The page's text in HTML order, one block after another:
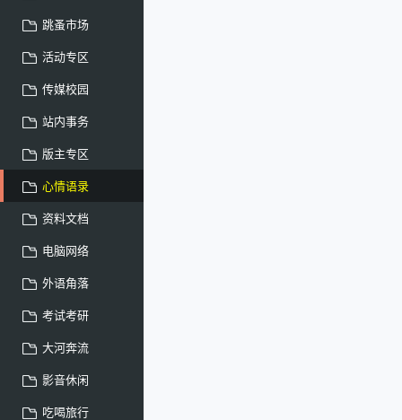
跳蚤市场
活动专区
传媒校园
站内事务
版主专区
心情语录
资料文档
电脑网络
外语角落
考试考研
大河奔流
影音休闲
吃喝旅行